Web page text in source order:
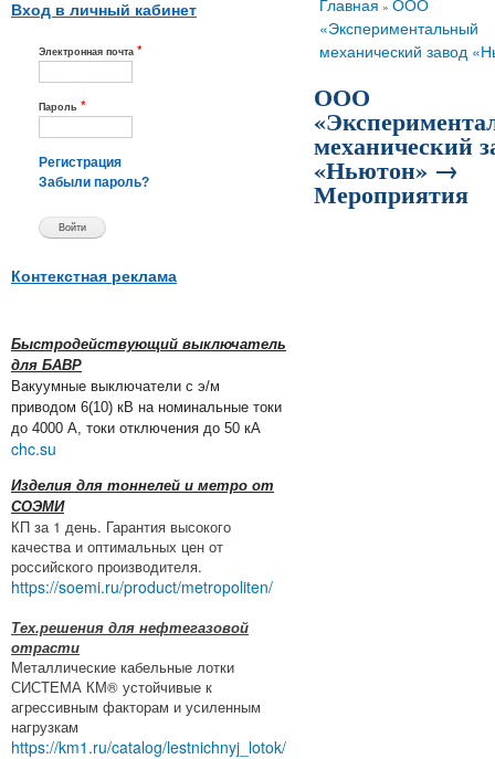
Вход в личный кабинет
Электронная почта *
Пароль *
Регистрация
Забыли пароль?
Контекстная реклама
Быстродействующий выключатель
для БАВР
Вакуумные выключатели с э/м
приводом 6(10) кВ на номинальные токи
до 4000 А, токи отключения до 50 кА
chc.su
Изделия для тоннелей и метро от
СОЭМИ
КП за 1 день. Гарантия высокого
качества и оптимальных цен от
российского производителя.
https://soemi.ru/product/metropoliten/
Тех.решения для нефтегазовой
отрасти
Металлические кабельные лотки
СИСТЕМА КМ® устойчивые к
агрессивным факторам и усиленным
нагрузкам
https://km1.ru/catalog/lestnichnyj_lotok/
Вы здесь
Главная » ООО
«Экспериментальный
механический завод
ООО
механический
«Ньютон» →
Мероприятия